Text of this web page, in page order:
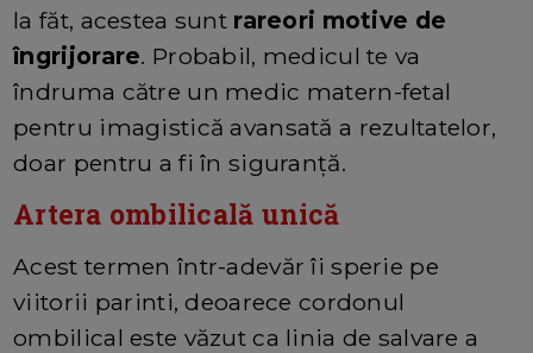
la făt, acestea sunt rareori motive de
îngrijorare. Probabil, medicul te va
îndruma către un medic matern-fetal
pentru imagistică avansată a rezultatelor,
doar pentru a fi în siguranță.
Artera ombilicală unică
Acest termen într-adevăr îi sperie pe
viitorii parinti, deoarece cordonul
ombilical este văzut ca linia de salvare a